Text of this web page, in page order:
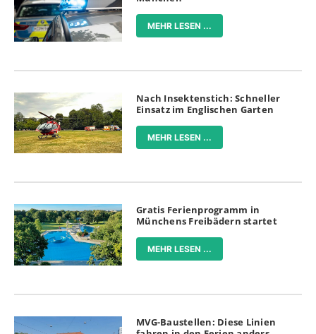
MEHR LESEN ...
Nach Insektenstich: Schneller
Einsatz im Englischen Garten
MEHR LESEN ...
Gratis Ferienprogramm in
Münchens Freibädern startet
MEHR LESEN ...
MVG-Baustellen: Diese Linien